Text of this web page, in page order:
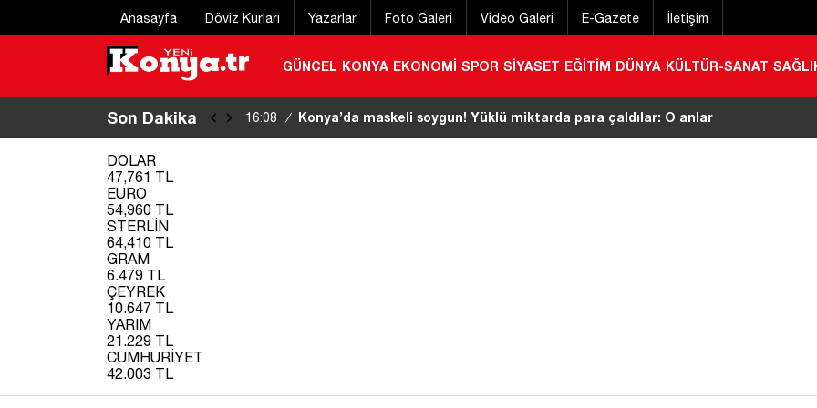
Anasayfa Döviz Kurları Yazarlar Foto Galeri Video Galeri E-Gazete İletişim
GÜNCEL KONYA EKONOMİ SPOR SİYASET EĞİTİM DÜNYA KÜLTÜR-SANAT
Son Dakika 15:59 / Başkan Pekyatırmacı’dan esnaf ziyareti |
DOLAR
47,761 TL
EURO
54,960 TL
STERLİN
64,410 TL
GRAM
6.479 TL
ÇEYREK
10.647 TL
YARIM
21.229 TL
CUMHURİYET
42.003 TL